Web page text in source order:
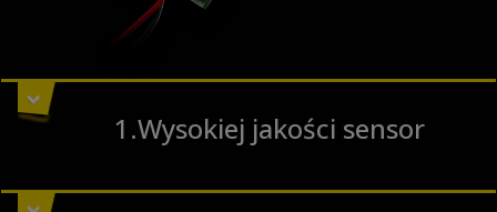
1.Wysokiej jakości sensor